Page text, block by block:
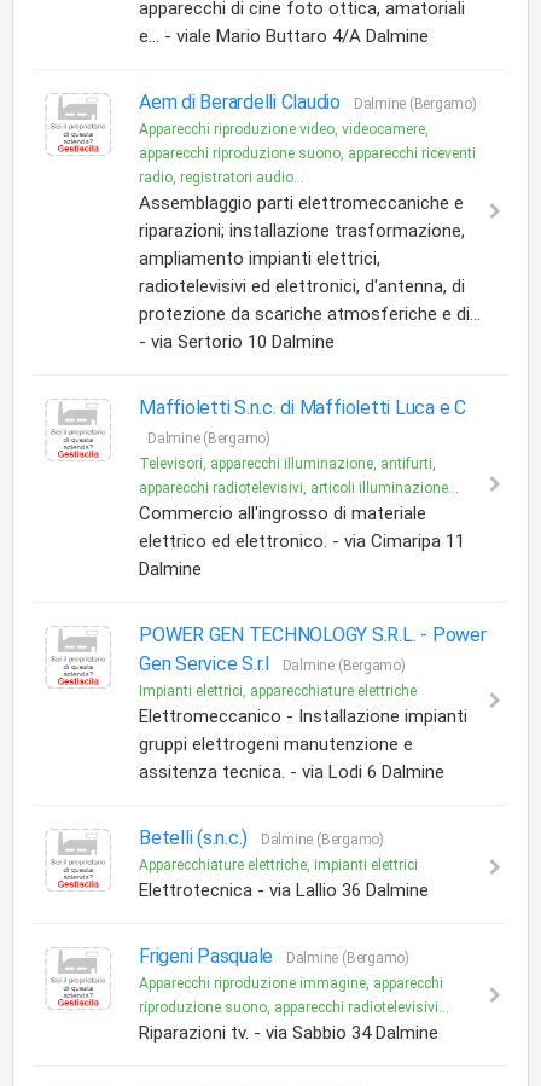
apparecchi di cine foto ottica, amatoriali
e... - viale Mario Buttaro 4/A Dalmine
Aem di Berardelli Claudio
Dalmine (Bergamo)
Apparecchi riproduzione video, videocamere,
apparecchi riproduzione suono, apparecchi riceventi
radio, registratori audio...
Assemblaggio parti elettromeccaniche e
riparazioni; installazione trasformazione,
ampliamento impianti elettrici,
radiotelevisivi ed elettronici, d'antenna, di
protezione da scariche atmosferiche e di...
- via Sertorio 10 Dalmine
Maffioletti S.n.c. di Maffioletti Luca e C
Dalmine (Bergamo)
Televisori, apparecchi illuminazione, antifurti,
apparecchi radiotelevisivi, articoli illuminazione...
Commercio all'ingrosso di materiale
elettrico ed elettronico. - via Cimaripa 11
Dalmine
POWER GEN TECHNOLOGY S.R.L. - Power
Gen Service S.r.l
Dalmine (Bergamo)
Impianti elettrici, apparecchiature elettriche
Elettromeccanico - Installazione impianti
gruppi elettrogeni manutenzione e
assitenza tecnica. - via Lodi 6 Dalmine
Betelli (s.n.c.)
Dalmine (Bergamo)
Apparecchiature elettriche, impianti elettrici
Elettrotecnica - via Lallio 36 Dalmine
Frigeni Pasquale
Dalmine (Bergamo)
Apparecchi riproduzione immagine, apparecchi
riproduzione suono, apparecchi radiotelevisivi...
Riparazioni tv. - via Sabbio 34 Dalmine